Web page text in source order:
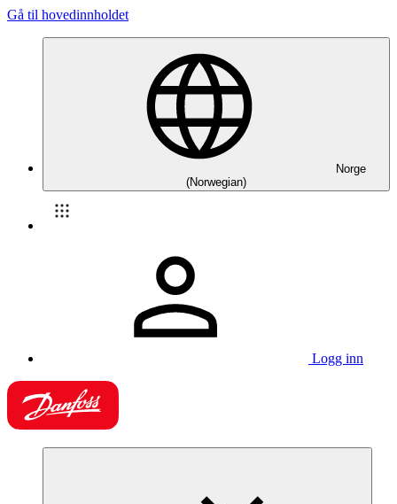
Gå til hovedinnholdet
Norge
(Norwegian)
Logg inn